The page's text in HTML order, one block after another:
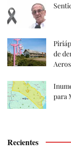
de
para
Recientes